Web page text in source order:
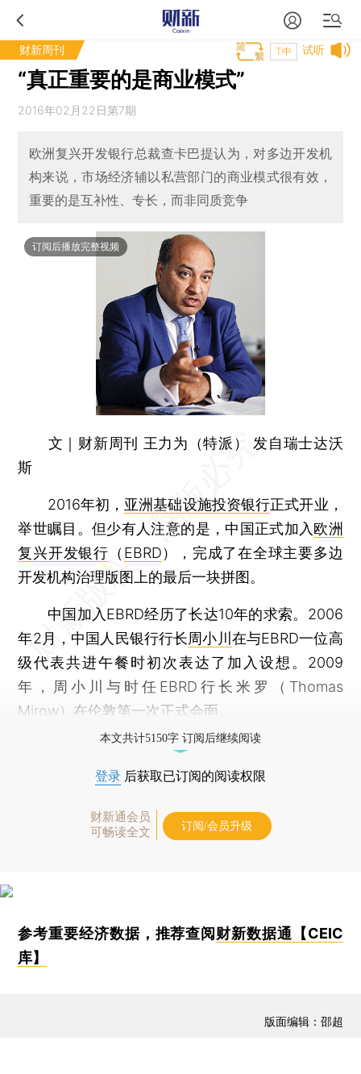
财新周刊 试听
T中
“真正重要的是商业模式”
2016年02月22日第7期
欧洲复兴开发银行总裁查卡巴提认为，对多边开发机
构来说，市场经济辅以私营部门的商业模式很有效，
重要的是互补性、专长，而非同质竞争
订阅后播放完整视频
文｜财新周刊 王力为（特派） 发自瑞士达沃
斯
2016年初， 亚洲基础设施投资银行正式开业，
举世瞩目。但少有人注意的是，中国正式加入 欧洲
复兴开发银行 （ EBRD），完成了在全球主要多边
开发机构治理版图上的最后一块拼图。
中国加入EBRD经历了长达10年的求索。2006
年2月，中国人民银行行长周小川 在与EBRD一位高
级代表共进午餐时初次表达了加入设想。2009
年，周小川与时任EBRD行长米罗（Thomas
Mirow）在伦敦第一次正式会面。
本文共计5150字 订阅后继续阅读
登录 后获取已订阅的阅读权限
财新通会员
可畅读全文
订阅/会员升级
参考重要经济数据，推荐查阅 财新数据通【CEIC
库】
版面编辑：邵超